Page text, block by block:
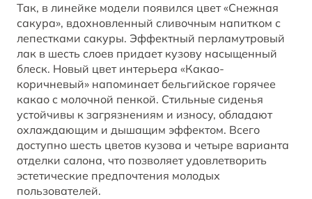
Так, в линейке модели появился цвет «Снежная
сакура», вдохновленный сливочным напитком с
лепестками сакуры. Эффектный перламутровый
лак в шесть слоев придает кузову насыщенный
блеск. Новый цвет интерьера «Какао-
коричневый» напоминает бельгийское горячее
какао с молочной пенкой. Стильные сиденья
устойчивы к загрязнениям и износу, обладают
охлаждающим и дышащим эффектом. Всего
доступно шесть цветов кузова и четыре варианта
отделки салона, что позволяет удовлетворить
эстетические предпочтения молодых
пользователей.